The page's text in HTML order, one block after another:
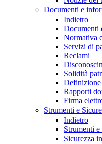
Documenti e
Indietro
Documenti
Normativa
Servizi di
Reclami
Solidità
Rapporti
Firma
Strumenti e
Indietro
Strumenti e
Sicurezza